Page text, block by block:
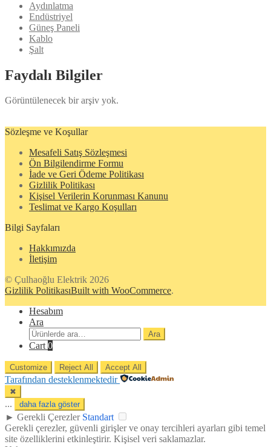
Aydınlatma
Endüstriyel
Güneş Paneli
Kablo
Şalt
Faydalı Bilgiler
Görüntülenecek bir arşiv yok.
Sözleşme ve Koşullar
Mesafeli Satış Sözleşmesi
Ön Bilgilendirme Formu
İade ve Geri Ödeme Politikası
Gizlilik Politikası
Kişisel Verilerin Korunması Kanunu
Teslimat ve Kargo Koşulları
Bilgi Sayfaları
Hakkımızda
İletişim
© Çulhaoğlu Elektrik 2026
Gizlilik PolitikasıBuilt with WooCommerce.
Hesabım
Ara
Ara:
Ara
Cart0
Customize Reject All Accept All
Tarafından desteklenmektedir
✖
... daha fazla göster
► Gerekli Çerezler Standart
Gerekli çerezler, güvenli girişler ve onay tercihleri ayarları gibi temel
site özelliklerini etkinleştirir. Kişisel veri saklamazlar.